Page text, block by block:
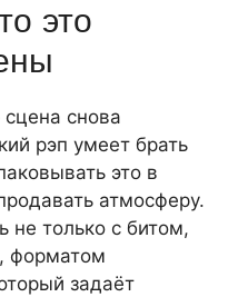
это
снова
рэп умеет брать
это в
атмосферу.
не только с битом,
форматом
задаёт